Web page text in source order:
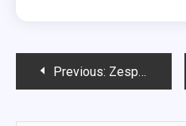
PostPrevious: Zespół szkół w Hiszpanii: Przeszłe turnieje, Historyczne osiągnięcia, Ewolucja zespołu